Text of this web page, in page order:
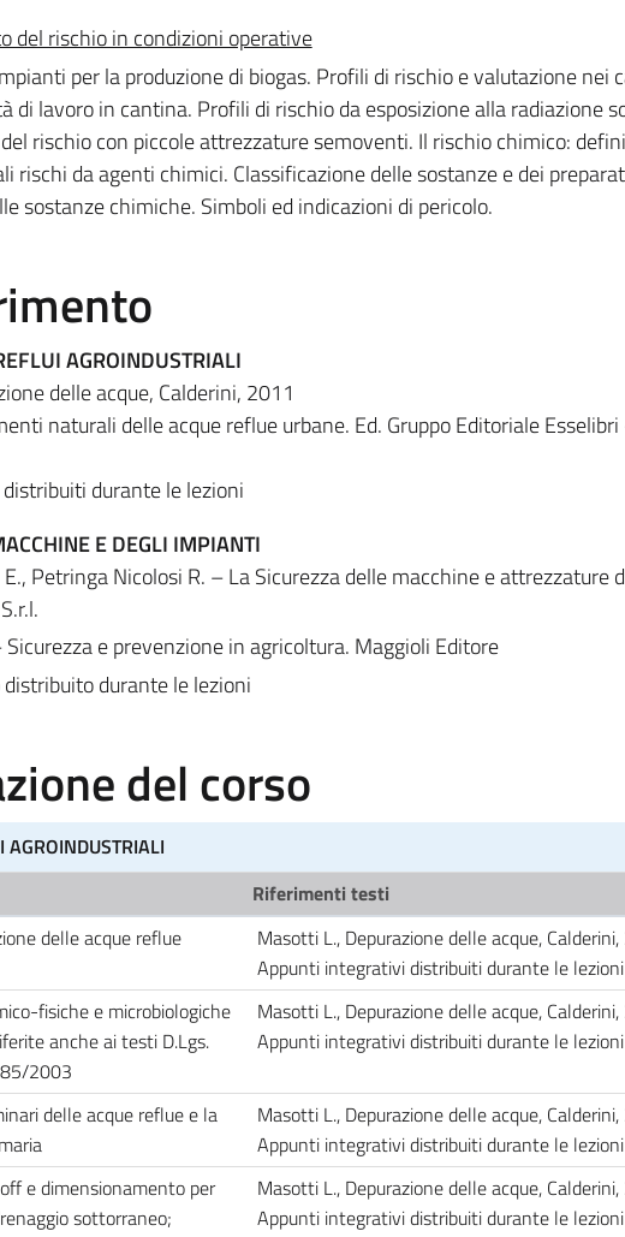
del rischio in condizioni operative
per la produzione di biogas. Profili di rischio e valutazione nei
di lavoro in cantina. Profili di rischio da esposizione alla radiazione
rischio con piccole attrezzature semoventi. Il rischio chimico:
rischi da agenti chimici. Classificazione delle sostanze e dei
sostanze chimiche. Simboli ed indicazioni di pericolo.
AGROINDUSTRIALI
delle acque, Calderini, 2011
naturali delle acque reflue urbane. Ed. Gruppo Editoriale
durante le lezioni
E DEGLI IMPIANTI
Petringa Nicolosi R. – La Sicurezza delle macchine e attrezzature
e prevenzione in agricoltura. Maggioli Editore
durante le lezioni
del corso
AGROINDUSTRIALI
Riferimenti testi
delle acque reflue
Masotti L., Depurazione delle acque,
Appunti integrativi distribuiti durante le lezioni
fisiche e microbiologiche
anche ai testi D.Lgs.
2003
Masotti L., Depurazione delle acque,
Appunti integrativi distribuiti durante le lezioni
delle acque reflue e la
Masotti L., Depurazione delle acque,
Appunti integrativi distribuiti durante le lezioni
e dimensionamento per
sottorraneo;
Masotti L., Depurazione delle acque,
Appunti integrativi distribuiti durante le lezioni